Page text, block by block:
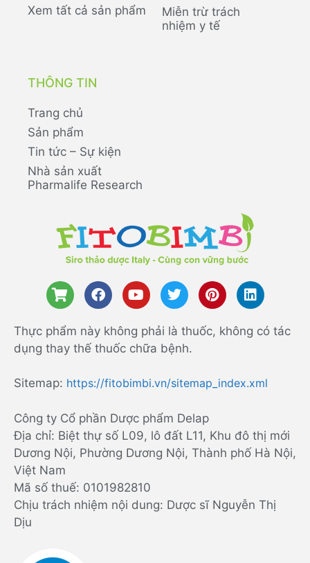
Xem tất cả sản phẩm
Miễn trừ trách
nhiệm y tế
THÔNG TIN
Trang chủ
Sản phẩm
Tin tức – Sự kiện
Nhà sản xuất
Pharmalife Research
Thực phẩm này không phải là thuốc, không có tác
dụng thay thế thuốc chữa bệnh.
Sitemap: https://fitobimbi.vn/sitemap_index.xml
Công ty Cổ phần Dược phẩm Delap
Địa chỉ: Biệt thự số L09, lô đất L11, Khu đô thị mới
Dương Nội, Phường Dương Nội, Thành phố Hà Nội,
Việt Nam
Mã số thuế: 0101982810
Chịu trách nhiệm nội dung: Dược sĩ Nguyễn Thị
Dịu